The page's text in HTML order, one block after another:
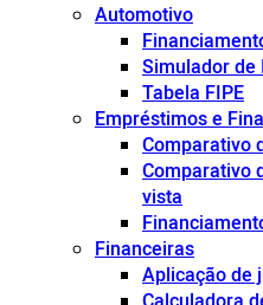
Automotivo
Simulador de
Tabela FIPE
Empréstimos e
Comparativo
Comparativo
vista
Financeiras
Aplicação de